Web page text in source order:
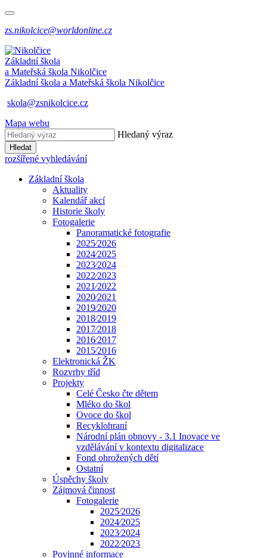
zs.nikolcice@worldonline.cz
Základní škola
a Mateřská škola Nikolčice
Základní škola a Mateřská škola Nikolčice
skola@zsnikolcice.cz
Mapa webu
Hledaný výraz
Hledat
rozšířené vyhledávání
Základní škola
Aktuality
Kalendář akcí
Historie školy
Fotogalerie
Panoramatické fotografie
2025⁄2026
2024⁄2025
2023⁄2024
2022⁄2023
2021⁄2022
2020⁄2021
2019⁄2020
2018⁄2019
2017⁄2018
2016⁄2017
2015⁄2016
Elektronická ŽK
Rozvrhy tříd
Projekty
Celé Česko čte dětem
Mléko do škol
Ovoce do škol
Recyklohraní
Národní plán obnovy - 3.1 Inovace ve
vzdělávání v kontextu digitalizace
Fond ohrožených dětí
Ostatní
Úspěchy školy
Zájmová činnost
Fotogalerie
2025⁄2026
2024⁄2025
2023⁄2024
2022⁄2023
Povinné informace